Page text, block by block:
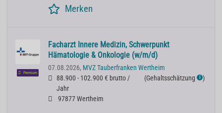
Merken
Premium
Facharzt Innere Medizin, Schwerpunkt
Hämatologie & Onkologie (w/m/d)
07.08.2026, MVZ Tauberfranken Wertheim
88.900 - 102.900 € brutto /
Jahr
(Gehaltsschätzung ℹ )
97877 Wertheim